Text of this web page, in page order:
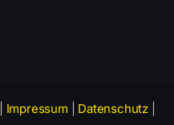
Impressum Datenschutz